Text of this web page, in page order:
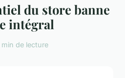
du store banne
intégral
min de lecture